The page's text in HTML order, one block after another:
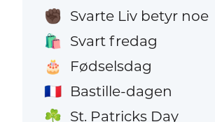
✊🏿 Svarte Liv betyr noe
🛍️ Svart fredag
🎂 Fødselsdag
🇫🇷 Bastille-dagen
☘️ St. Patricks Day